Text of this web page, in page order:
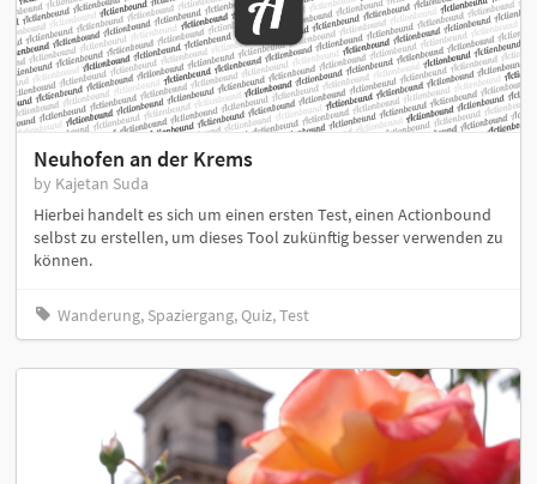
Neuhofen an der Krems
by Kajetan Suda
Hierbei handelt es sich um einen ersten Test, einen Actionbound
selbst zu erstellen, um dieses Tool zukünftig besser verwenden zu
können.
Wanderung, Spaziergang, Quiz, Test